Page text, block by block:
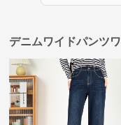
デニムワイドパンツ